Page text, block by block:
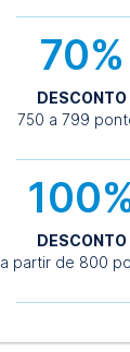
70%
DESCONTO
750 a 799
DESCONTO
a partir de 800